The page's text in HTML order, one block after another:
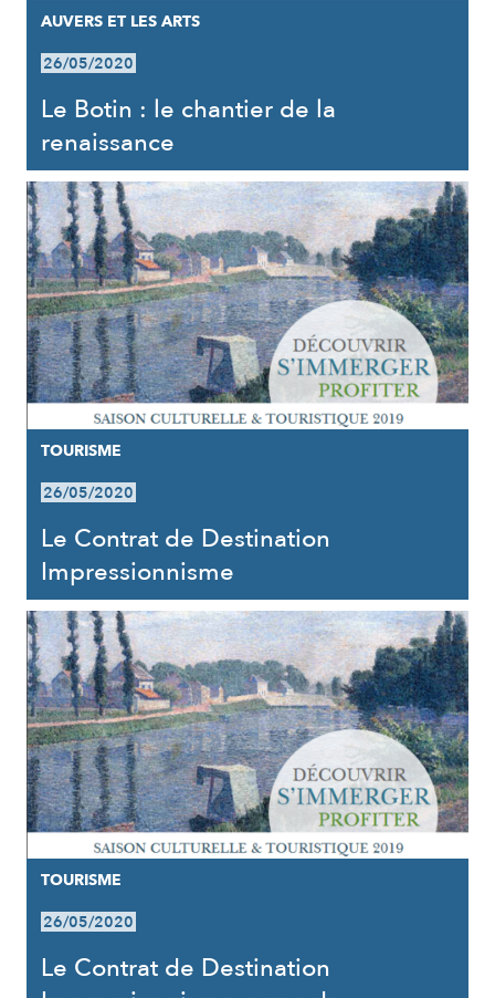
AUVERS ET LES ARTS
26/05/2020
Le Botin : le chantier de la
renaissance
TOURISME
26/05/2020
Le Contrat de Destination
Impressionnisme
TOURISME
26/05/2020
Le Contrat de Destination